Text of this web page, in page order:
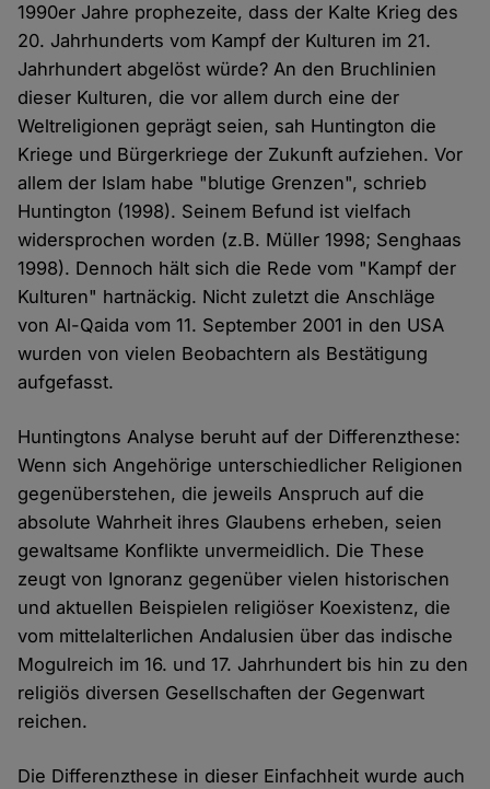
1990er Jahre prophezeite, dass der Kalte Krieg des
20. Jahrhunderts vom Kampf der Kulturen im 21.
Jahrhundert abgelöst würde? An den Bruchlinien
dieser Kulturen, die vor allem durch eine der
Weltreligionen geprägt seien, sah Huntington die
Kriege und Bürgerkriege der Zukunft aufziehen. Vor
allem der Islam habe "blutige Grenzen", schrieb
Huntington (1998). Seinem Befund ist vielfach
widersprochen worden (z.B. Müller 1998; Senghaas
1998). Dennoch hält sich die Rede vom "Kampf der
Kulturen" hartnäckig. Nicht zuletzt die Anschläge
von Al-Qaida vom 11. September 2001 in den USA
wurden von vielen Beobachtern als Bestätigung
aufgefasst.
Huntingtons Analyse beruht auf der Differenzthese:
Wenn sich Angehörige unterschiedlicher Religionen
gegenüberstehen, die jeweils Anspruch auf die
absolute Wahrheit ihres Glaubens erheben, seien
gewaltsame Konflikte unvermeidlich. Die These
zeugt von Ignoranz gegenüber vielen historischen
und aktuellen Beispielen religiöser Koexistenz, die
vom mittelalterlichen Andalusien über das indische
Mogulreich im 16. und 17. Jahrhundert bis hin zu den
religiös diversen Gesellschaften der Gegenwart
reichen.
Die Differenzthese in dieser Einfachheit wurde auch